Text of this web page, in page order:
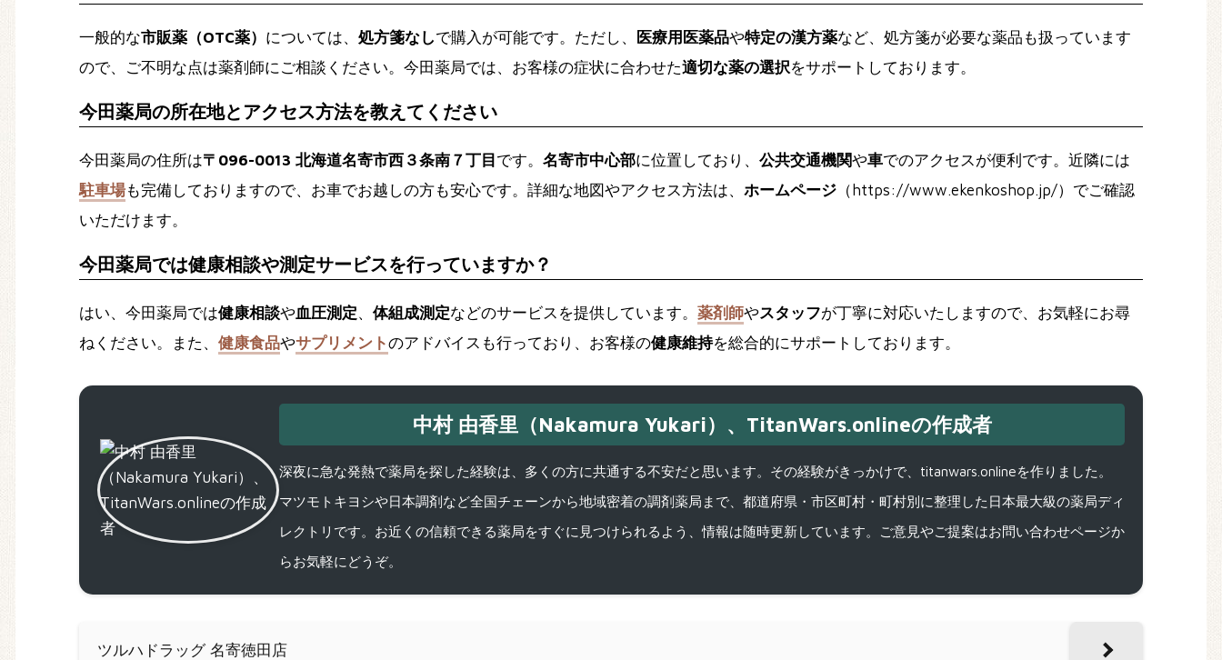
一般的な市販薬（OTC薬） については、 処方箋なしで購入が可能です。ただし、 医療用医薬品や特定の漢方薬など、処方箋が必要な薬品も扱っています
ので、ご不明な点は薬剤師にご相談ください。今田薬局では、お客様の症状に合わせた適切な薬の選択をサポートしております。
今田薬局の所在地とアクセス方法を教えてください
今田薬局の住所は〒096-0013 北海道名寄市西３条南７丁目です。 名寄市中心部に位置しており、 公共交通機関や車でのアクセスが便利です。近隣には
駐車場も完備しておりますので、お車でお越しの方も安心です。詳細な地図やアクセス方法は、 ホームページ （https://www.ekenkoshop.jp/）でご確認
いただけます。
今田薬局では健康相談や測定サービスを行っていますか？
はい、今田薬局では健康相談や血圧測定、 体組成測定などのサービスを提供しています。 薬剤師やスタッフが丁寧に対応いたしますので、お気軽にお尋
ねください。また、 健康食品やサプリメントのアドバイスも行っており、お客様の健康維持を総合的にサポートしております。
中村 由香里（Nakamura Yukari）、TitanWars.onlineの作成者
深夜に急な発熱で薬局を探した経験は、多くの方に共通する不安だと思います。その経験がきっかけで、titanwars.onlineを作りました。
マツモトキヨシや日本調剤など全国チェーンから地域密着の調剤薬局まで、都道府県・市区町村・町村別に整理した日本最大級の薬局ディ
レクトリです。お近くの信頼できる薬局をすぐに見つけられるよう、情報は随時更新しています。ご意見やご提案はお問い合わせページか
らお気軽にどうぞ。
ツルハドラッグ 名寄徳田店